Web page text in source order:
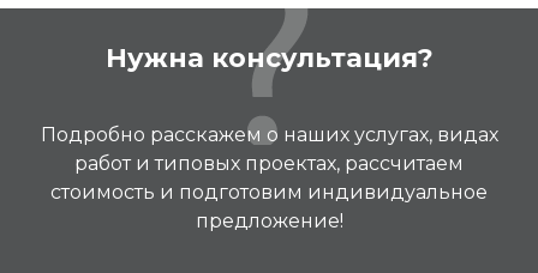
Нужна консультация?
Подробно расскажем о наших услугах, видах
работ и типовых проектах, рассчитаем
стоимость и подготовим индивидуальное
предложение!